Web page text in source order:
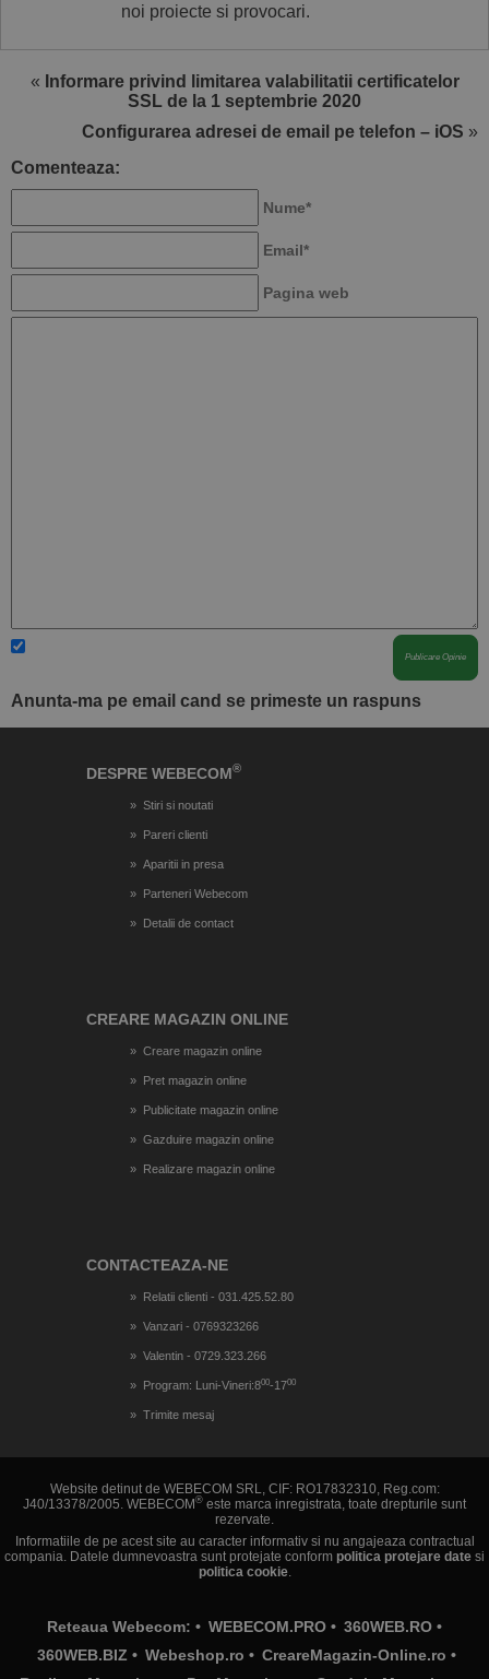
noi proiecte si provocari.
« Informare privind limitarea valabilitatii certificatelor
SSL de la 1 septembrie 2020
Configurarea adresei de email pe telefon – iOS »
Comenteaza:
Nume*
Email*
Pagina web
Anunta-ma pe email cand se primeste un raspuns
DESPRE WEBECOM®
Stiri si noutati
Pareri clienti
Aparitii in presa
Parteneri Webecom
Detalii de contact
CREARE MAGAZIN ONLINE
Creare magazin online
Pret magazin online
Publicitate magazin online
Gazduire magazin online
Realizare magazin online
CONTACTEAZA-NE
Relatii clienti - 031.425.52.80
Vanzari - 0769323266
Valentin - 0729.323.266
Program: Luni-Vineri:800-1700
Trimite mesaj
Website detinut de WEBECOM SRL, CIF: RO17832310, Reg.com:
J40/13378/2005. WEBECOM® este marca inregistrata, toate drepturile sunt
rezervate.
Informatiile de pe acest site au caracter informativ si nu angajeaza contractual
compania. Datele dumnevoastra sunt protejate conform politica protejare date si
politica cookie.
Reteaua Webecom: • WEBECOM.PRO • 360WEB.RO •
360WEB.BIZ • Webeshop.ro • CreareMagazin-Online.ro •